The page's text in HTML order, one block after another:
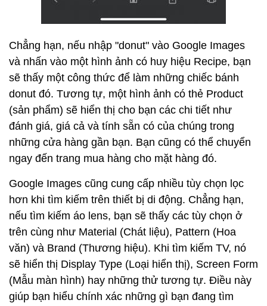
Chẳng hạn, nếu nhập "donut" vào Google Images
và nhấn vào một hình ảnh có huy hiệu Recipe, bạn
sẽ thấy một công thức để làm những chiếc bánh
donut đó. Tương tự, một hình ảnh có thẻ Product
(sản phẩm) sẽ hiển thị cho bạn các chi tiết như
đánh giá, giá cả và tính sẵn có của chúng trong
những cửa hàng gần bạn. Bạn cũng có thể chuyển
ngay đến trang mua hàng cho mặt hàng đó.
Google Images cũng cung cấp nhiều tùy chọn lọc
hơn khi tìm kiếm trên thiết bị di động. Chẳng hạn,
nếu tìm kiếm áo lens, bạn sẽ thấy các tùy chọn ở
trên cùng như Material (Chát liệu), Pattern (Hoa
văn) và Brand (Thương hiệu). Khi tìm kiếm TV, nó
sẽ hiển thị Display Type (Loại hiển thị), Screen Form
(Mẫu màn hình) hay những thử tương tự. Điều này
giúp bạn hiểu chính xác những gì bạn đang tìm